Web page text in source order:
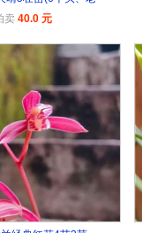
卖 40.0 元